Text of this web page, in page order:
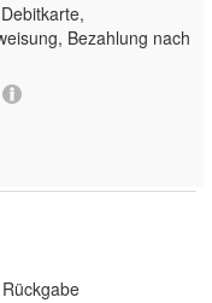
Bezahlung nach